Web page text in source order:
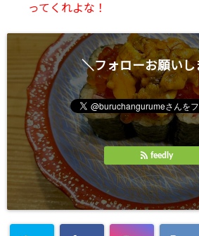
ってくれよな！
＼フォローお願いし
feedly